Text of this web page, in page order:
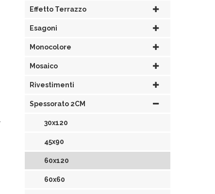
Effetto Terrazzo
Esagoni
Monocolore
Mosaico
Rivestimenti
Spessorato 2CM
30x120
45x90
60x120
60x60